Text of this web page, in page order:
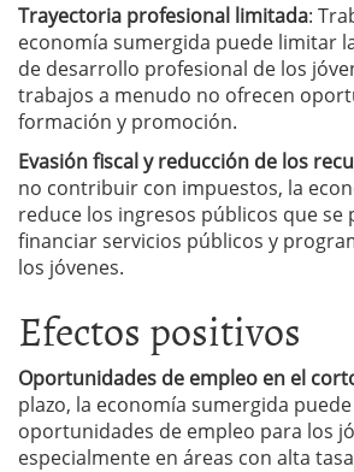
Trayectoria profesional limitada:
economía sumergida puede limitar
de desarrollo profesional de los
trabajos a menudo no ofrecen
formación y promoción.
Evasión fiscal y reducción de los
no contribuir con impuestos, la
reduce los ingresos públicos que se
financiar servicios públicos y
los jóvenes.
Efectos positivos
Oportunidades de empleo en el
plazo, la economía sumergida
oportunidades de empleo para los
especialmente en áreas con alta